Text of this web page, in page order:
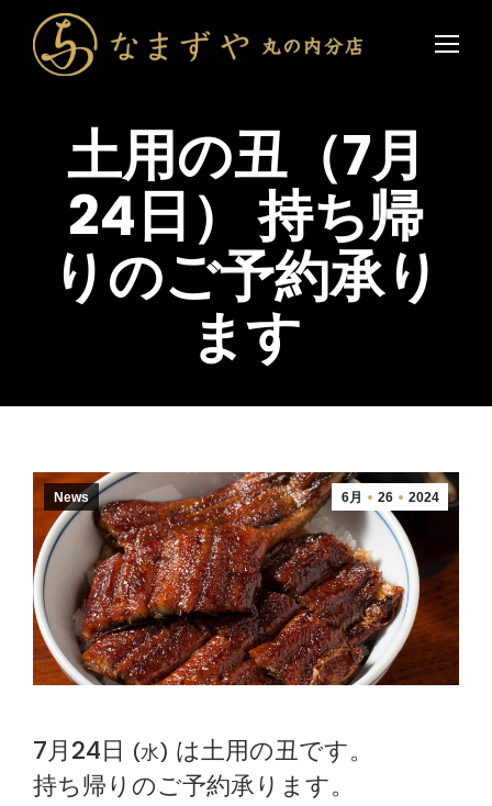
土用の丑（7月
24日） 持ち帰
りのご予約承り
ます
6月 26 2024
News
7月24日 (水) は土用の丑です。
持ち帰りのご予約承ります。